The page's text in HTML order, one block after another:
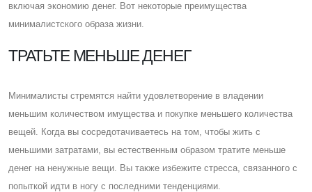
включая экономию денег. Вот некоторые преимущества
минималистского образа жизни.
ТРАТЬТЕ МЕНЬШЕ ДЕНЕГ
Минималисты стремятся найти удовлетворение в владении
меньшим количеством имущества и покупке меньшего количества
вещей. Когда вы сосредотачиваетесь на том, чтобы жить с
меньшими затратами, вы естественным образом тратите меньше
денег на ненужные вещи. Вы также избежите стресса, связанного с
попыткой идти в ногу с последними тенденциями.